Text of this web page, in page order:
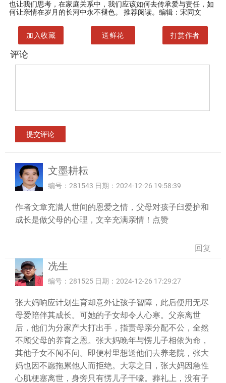
也让我们思考，在家庭关系中，我们应该如何去传承爱与责任，如
何让亲情在岁月的长河中永不褪色。 推荐阅读。编辑：宋同文
加入收藏 送鲜花 打赏作者
评论
文墨耕耘
编号：281543 日期：2024-12-26 19:58:39
作者文章充满人世间的恩爱之情，父母对孩子臼爱护和
成长是做父母的心理，文辛充满亲情！点赞
回复
冼生
编号：281525 日期：2024-12-26 17:29:27
张大妈响应计划生育却意外让孩子智障，此后便用无尽
母爱陪伴其成长。可她的子女却令人心寒。父亲离世
后，他们为分家产大打出手，指责母亲分配不公，全然
不顾父母的养育之恩。张大妈晚年与愣儿子相依为命，
其他子女不闻不问。即便村里想送他们去养老院，张大
妈也因不愿拖累他人而拒绝。大寒之日，张大妈因急性
心肌梗塞离世，身旁只有愣儿子干嚎。葬礼上，没有子